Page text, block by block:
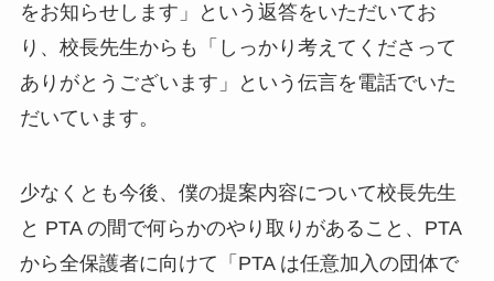
をお知らせします」という返答をいただいてお
り、校長先生からも「しっかり考えてくださって
ありがとうございます」という伝言を電話でいた
だいています。
少なくとも今後、僕の提案内容について校長先生
と PTA の間で何らかのやり取りがあること、PTA
から全保護者に向けて「PTA は任意加入の団体で